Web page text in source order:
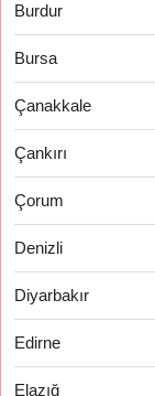
Burdur
Bursa
Çanakkale
Çankırı
Çorum
Denizli
Diyarbakır
Edirne
Elazığ